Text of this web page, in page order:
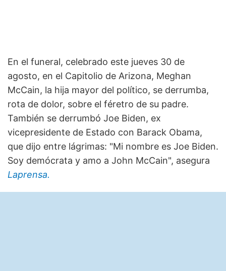
En el funeral, celebrado este jueves 30 de
agosto, en el Capitolio de Arizona, Meghan
McCain, la hija mayor del político, se derrumba,
rota de dolor, sobre el féretro de su padre.
También se derrumbó Joe Biden, ex
vicepresidente de Estado con Barack Obama,
que dijo entre lágrimas: "Mi nombre es Joe Biden.
Soy demócrata y amo a John McCain", asegura
Laprensa.